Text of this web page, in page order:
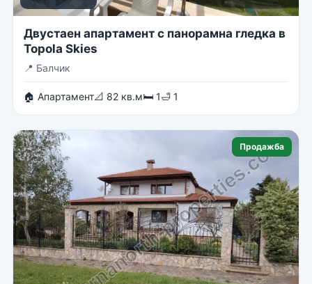
Двустаен апартамент с панорамна гледка в
Topola Skies
📍 Балчик
🏠 Апартамент📐 82 кв.м🛏 1🛁 1
Продажба